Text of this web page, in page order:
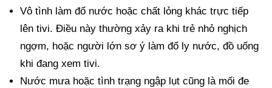
Vô tình làm đổ nước hoặc chất lỏng khác trực tiếp
lên tivi. Điều này thường xảy ra khi trẻ nhỏ nghịch
ngợm, hoặc người lớn sơ ý làm đổ ly nước, đồ uống
khi đang xem tivi.
Nước mưa hoặc tình trạng ngập lụt cũng là mối đe